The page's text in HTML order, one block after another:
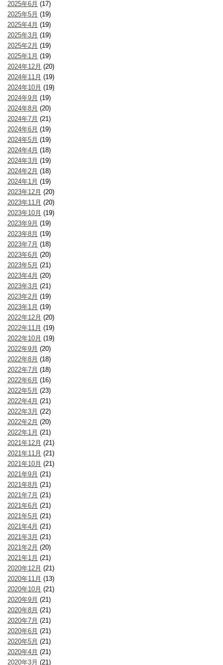
2025年6月 (17)
2025年5月 (19)
2025年4月 (19)
2025年3月 (19)
2025年2月 (19)
2025年1月 (19)
2024年12月 (20)
2024年11月 (19)
2024年10月 (19)
2024年9月 (19)
2024年8月 (20)
2024年7月 (21)
2024年6月 (19)
2024年5月 (19)
2024年4月 (18)
2024年3月 (19)
2024年2月 (18)
2024年1月 (19)
2023年12月 (20)
2023年11月 (20)
2023年10月 (19)
2023年9月 (19)
2023年8月 (19)
2023年7月 (18)
2023年6月 (20)
2023年5月 (21)
2023年4月 (20)
2023年3月 (21)
2023年2月 (19)
2023年1月 (19)
2022年12月 (20)
2022年11月 (19)
2022年10月 (19)
2022年9月 (20)
2022年8月 (18)
2022年7月 (18)
2022年6月 (16)
2022年5月 (23)
2022年4月 (21)
2022年3月 (22)
2022年2月 (20)
2022年1月 (21)
2021年12月 (21)
2021年11月 (21)
2021年10月 (21)
2021年9月 (21)
2021年8月 (21)
2021年7月 (21)
2021年6月 (21)
2021年5月 (21)
2021年4月 (21)
2021年3月 (21)
2021年2月 (20)
2021年1月 (21)
2020年12月 (21)
2020年11月 (13)
2020年10月 (21)
2020年9月 (21)
2020年8月 (21)
2020年7月 (21)
2020年6月 (21)
2020年5月 (21)
2020年4月 (21)
2020年3月 (21)